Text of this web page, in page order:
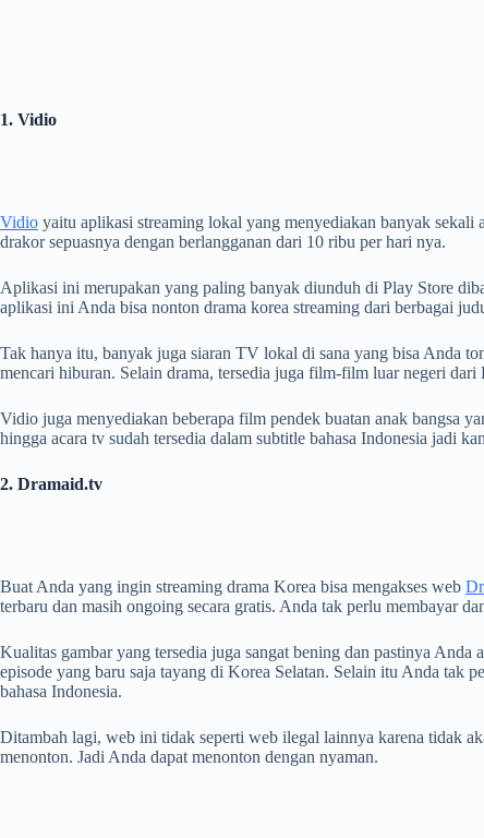
1. Vidio
Vidio yaitu aplikasi streaming lokal yang menyediakan banyak sekali
drakor sepuasnya dengan berlangganan dari 10 ribu per hari nya.
Aplikasi ini merupakan yang paling banyak diunduh di Play Store
aplikasi ini Anda bisa nonton drama korea streaming dari berbagai
Tak hanya itu, banyak juga siaran TV lokal di sana yang bisa Anda
mencari hiburan. Selain drama, tersedia juga film-film luar negeri
Vidio juga menyediakan beberapa film pendek buatan anak bangsa
hingga acara tv sudah tersedia dalam subtitle bahasa Indonesia jadi
2. Dramaid.tv
Buat Anda yang ingin streaming drama Korea bisa mengakses web
terbaru dan masih ongoing secara gratis. Anda tak perlu membayar
Kualitas gambar yang tersedia juga sangat bening dan pastinya Anda
episode yang baru saja tayang di Korea Selatan. Selain itu Anda tak
bahasa Indonesia.
Ditambah lagi, web ini tidak seperti web ilegal lainnya karena tidak
menonton. Jadi Anda dapat menonton dengan nyaman.